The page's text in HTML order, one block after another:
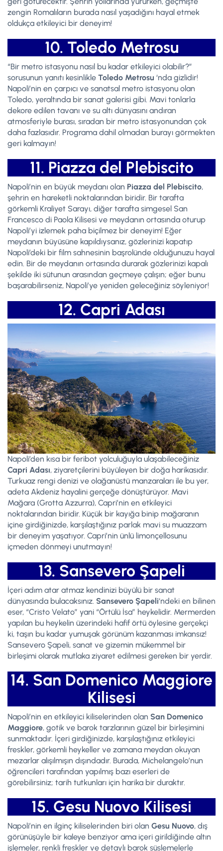
zengin Romalıların burada nasıl yaşadığını hayal etmek
oldukça etkileyici bir deneyim!
10. Toledo Metrosu
“Bir metro istasyonu nasıl bu kadar etkileyici olabilir?”
sorusunun yanıtı kesinlikle Toledo Metrosu ‘nda gizlidir!
Napoli’nin en çarpıcı ve sanatsal metro istasyonu olan
Toledo, yeraltında bir sanat galerisi gibi. Mavi tonlarla
dekore edilen tavanı ve su altı dünyasını andıran
atmosferiyle burası, sıradan bir metro istasyonundan çok
daha fazlasıdır. Programa dahil olmadan burayı görmekten
geri kalmayın!
11. Piazza del Plebiscito
Napoli’nin en büyük meydanı olan Piazza del Plebiscito,
şehrin en hareketli noktalarından biridir. Bir tarafta
görkemli Kraliyet Sarayı, diğer tarafta simgesel San
Francesco di Paola Kilisesi ve meydanın ortasında oturup
Napoli’yi izlemek paha biçilmez bir deneyim! Eğer
meydanın büyüsüne kapıldıysanız, gözlerinizi kapatıp
Napoli’deki bir film sahnesinin başrolünde olduğunuzu hayal
edin. Bir de meydanın ortasında durarak gözlerinizi kapalı
şekilde iki sütunun arasından geçmeye çalışın; eğer bunu
başarabilirseniz, Napoli’ye yeniden geleceğiniz söyleniyor!
12. Capri Adası
Napoli’den kısa bir feribot yolculuğuyla ulaşabileceğiniz
Capri Adası, ziyaretçilerini büyüleyen bir doğa harikasıdır.
Turkuaz rengi denizi ve olağanüstü manzaraları ile bu yer,
adeta Akdeniz hayalini gerçeğe dönüştürüyor. Mavi
Mağara (Grotta Azzurra), Capri’nin en etkileyici
noktalarından biridir. Küçük bir kayığa binip mağaranın
içine girdiğinizde, karşılaştığınız parlak mavi su muazzam
bir deneyim yaşatıyor. Capri’nin ünlü limonçellosunu
içmeden dönmeyi unutmayın!
13. Sansevero Şapeli
İçeri adım atar atmaz kendinizi büyülü bir sanat
dünyasında bulacaksınız. Sansevero Şapeli‘ndeki en bilinen
eser, “Cristo Velato” yani “Örtülü İsa” heykelidir. Mermerden
yapılan bu heykelin üzerindeki hafif örtü öylesine gerçekçi
ki, taşın bu kadar yumuşak görünüm kazanması imkansız!
Sansevero Şapeli, sanat ve gizemin mükemmel bir
birleşimi olarak mutlaka ziyaret edilmesi gereken bir yerdir.
14. San Domenico Maggiore
Kilisesi
Napoli’nin en etkileyici kiliselerinden olan San Domenico
Maggiore, gotik ve barok tarzlarının güzel bir birleşimini
sunmaktadır. İçeri girdiğinizde, karşılaştığınız etkileyici
freskler, görkemli heykeller ve zamana meydan okuyan
mezarlar alışılmışın dışındadır. Burada, Michelangelo’nun
öğrencileri tarafından yapılmış bazı eserleri de
görebilirsiniz; tarih tutkunları için harika bir duraktır.
15. Gesu Nuovo Kilisesi
Napoli’nin en ilginç kiliselerinden biri olan Gesu Nuovo, dış
görünüşüyle bir kaleye benziyor ama içeri girildiğinde altın
işlemeler, renkli freskler ve detaylı barok süslemelerle